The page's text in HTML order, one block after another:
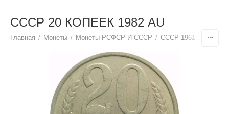
СССР 20 КОПЕЕК 1982 AU
Главная / Монеты / Монеты РСФСР И СССР / СССР 1961-1991